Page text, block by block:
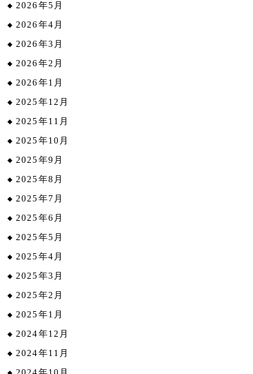
2026年5月
2026年4月
2026年3月
2026年2月
2026年1月
2025年12月
2025年11月
2025年10月
2025年9月
2025年8月
2025年7月
2025年6月
2025年5月
2025年4月
2025年3月
2025年2月
2025年1月
2024年12月
2024年11月